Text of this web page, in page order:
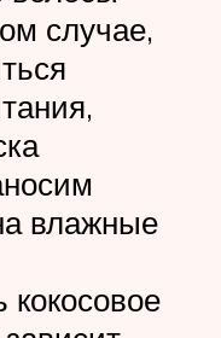
случае,
влажные